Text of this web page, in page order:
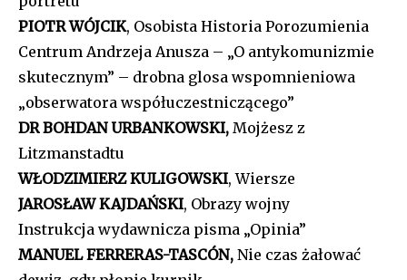
PIOTR WÓJCIK, Osobista Historia Porozumienia
Centrum Andrzeja Anusza – „O antykomunizmie
skutecznym” – drobna glosa wspomnieniowa
„obserwatora współuczestniczącego”
DR BOHDAN URBANKOWSKI, Mojżesz z
Litzmanstadtu
WŁODZIMIERZ KULIGOWSKI, Wiersze
JAROSŁAW KAJDAŃSKI, Obrazy wojny
Instrukcja wydawnicza pisma „Opinia”
MANUEL FERRERAS-TASCÓN, Nie czas żałować